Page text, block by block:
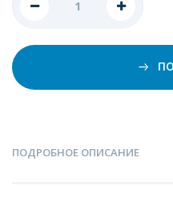
ПОДРОБНОЕ ОПИСАНИЕ